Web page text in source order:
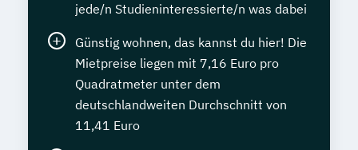
jede/n Studieninteressierte/n was dabei
Günstig wohnen, das kannst du hier! Die
Mietpreise liegen mit 7,16 Euro pro
Quadratmeter unter dem
deutschlandweiten Durchschnitt von
11,41 Euro